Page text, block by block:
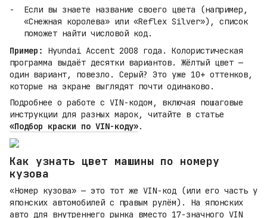
Если вы знаете название своего цвета (например,
«Снежная королева» или «Reflex Silver»), список
поможет найти числовой код.
Пример:
Hyundai Accent 2008 года. Колористическая
программа выдаёт десятки вариантов. Жёлтый цвет —
один вариант, повезло. Серый? Это уже 10+ оттенков,
которые на экране выглядят почти одинаково.
Подробнее о работе с VIN-кодом, включая пошаговые
инструкции для разных марок, читайте в статье
«Подбор краски по VIN-коду».
Как узнать цвет машины по номеру
кузова
«Номер кузова» — это тот же VIN-код (или его часть у
японских автомобилей с правым рулём). На японских
авто для внутреннего рынка вместо 17-значного VIN